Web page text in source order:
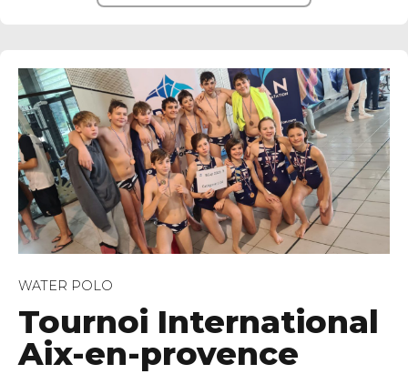
WATER POLO
Tournoi International
Aix-en-provence